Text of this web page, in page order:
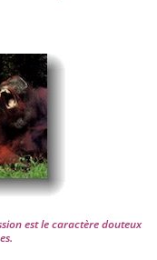
est le carac­tère dou­teux